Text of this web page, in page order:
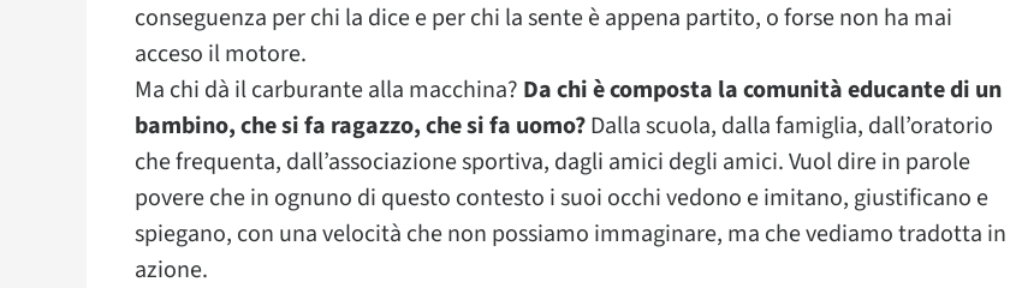
conseguenza per chi la dice e per chi la sente è appena partito, o forse non ha mai
acceso il motore.
Ma chi dà il carburante alla macchina? Da chi è composta la comunità educante di un
bambino, che si fa ragazzo, che si fa uomo?Dalla scuola, dalla famiglia, dall’oratorio
che frequenta, dall’associazione sportiva, dagli amici degli amici. Vuol dire in parole
povere che in ognuno di questo contesto i suoi occhi vedono e imitano, giustificano e
spiegano, con una velocità che non possiamo immaginare, ma che vediamo tradotta in
azione.